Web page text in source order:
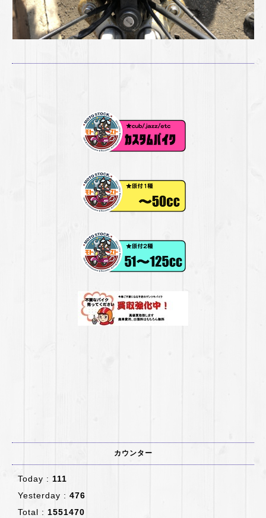
カウンター
Today : 111
Yesterday : 476
Total : 1551470